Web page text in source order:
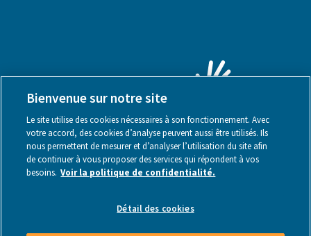
Bienvenue sur notre site
Le site utilise des cookies nécessaires à son fonctionnement. Avec
votre accord, des cookies d’analyse peuvent aussi être utilisés. Ils
nous permettent de mesurer et d’analyser l’utilisation du site afin
de continuer à vous proposer des services qui répondent à vos
besoins. Voir la politique de confidentialité.
Détail des cookies